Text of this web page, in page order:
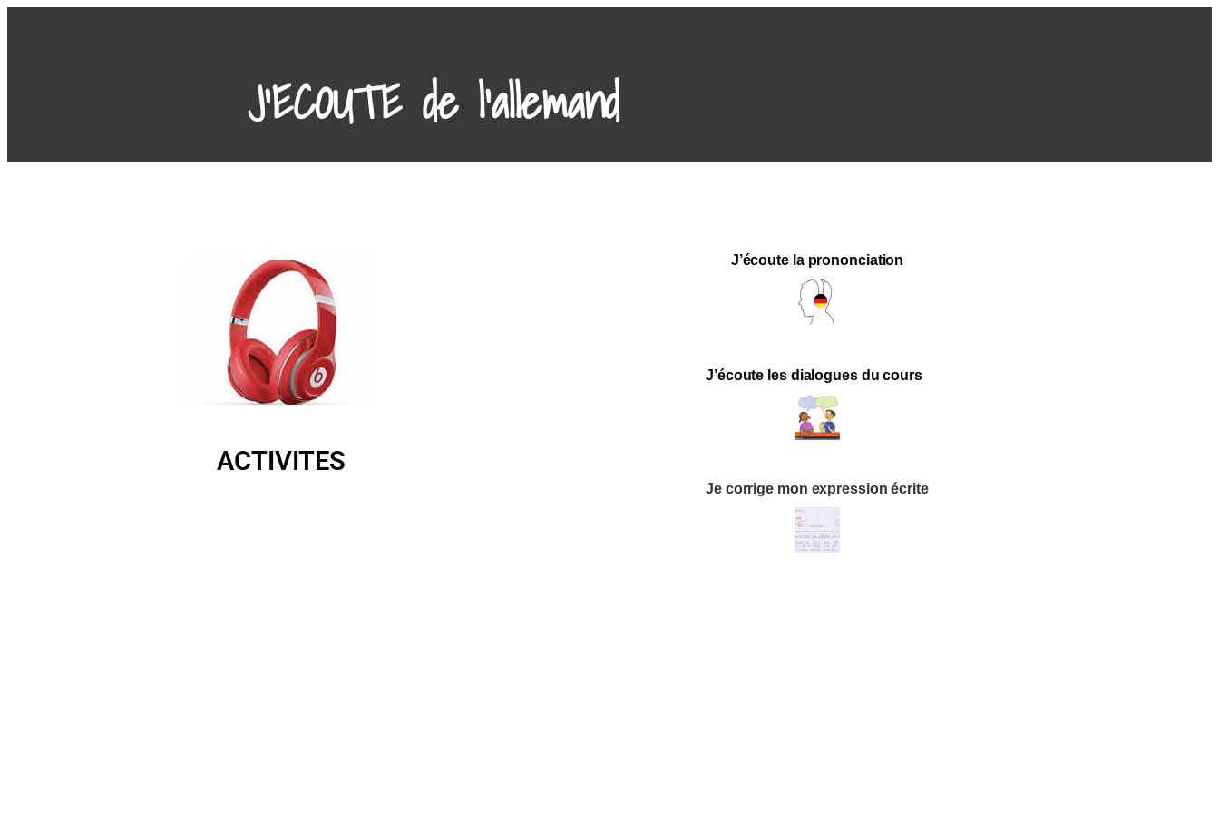
J'ECOUTE de l'allemand
ACTIVITES
J’écoute la prononciation
J’écoute les dialogues du cours
Je corrige mon expression écrite